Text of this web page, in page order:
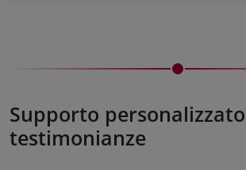
Supporto
testimonianze